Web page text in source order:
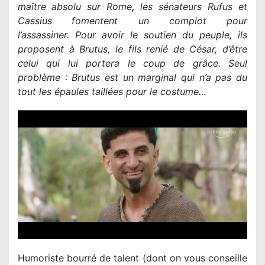
maître absolu sur Rome, les sénateurs Rufus et
Cassius
fomentent un complot pour
l’assassiner. Pour avoir le soutien du peuple, ils
proposent à Brutus, le fils renié de César, d’être
celui qui lui portera le coup de grâce. Seul
problème : Brutus est un marginal qui n’a pas du
tout les épaules taillées pour le costume…
Humoriste bourré de talent (dont on vous conseille